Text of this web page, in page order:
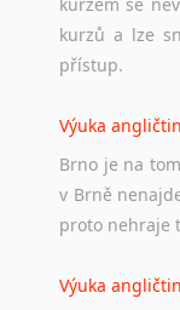
kurzů a lze
přístup.
Výuka
Brno je na
v Brně
proto nehraje
Výuka